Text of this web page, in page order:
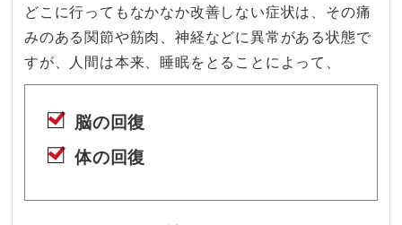
どこに行ってもなかなか改善しない症状は、その痛
みのある関節や筋肉、神経などに異常がある状態で
すが、人間は本来、睡眠をとることによって、
脳の回復
体の回復